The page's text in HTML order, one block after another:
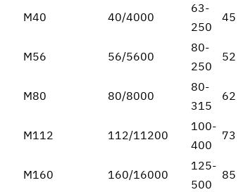
М40 40/4000
63-
250
45
М56 56/5600
80-
250
52
М80 80/8000
80-
315
62
М112 112/11200
100-
400
73
М160 160/16000
125-
500
85